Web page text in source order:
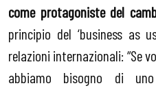
come protagoniste del
principio del ‘business as
relazioni internazionali: “Se
abbiamo bisogno di